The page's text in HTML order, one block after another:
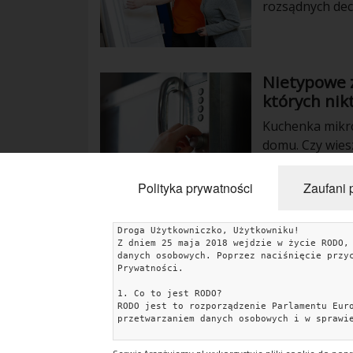
rozsądnych
wariantem do
na czym
potrzeby.
Nietypowe
których
Kuchenka
domu. Czy
KATEGORIE
Konkursy
Polityka prywatności Zaufani
Droga Użytkowniczko, Użytkowniku!
Z dniem 25 maja 2018 wejdzie w życie
danych osobowych. Poprzez naciśnięcie
Prywatności.
1. Co to jest RODO?
RODO jest to rozporządzenie Parlamentu
przetwarzaniem danych osobowych i w
2. Jakie dane gromadzimy i w jakim celu?